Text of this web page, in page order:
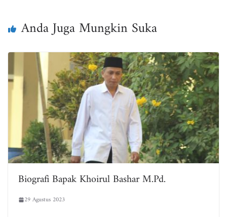
pp
Anda Juga Mungkin Suka
Biografi Bapak Khoirul Bashar M.Pd.
29 Agustus 2023